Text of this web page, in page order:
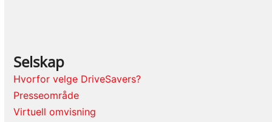
Selskap
Hvorfor velge DriveSavers?
Presseområde
Virtuell omvisning